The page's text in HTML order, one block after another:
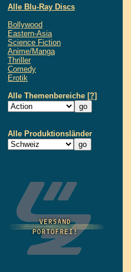
Alle Blu-Ray Discs
Bollywood
Eastern-Asia
Science Fiction
Anime/Manga
Thriller
Comedy
Erotik
Alle Themenbereiche [?]
Alle Produktionsländer